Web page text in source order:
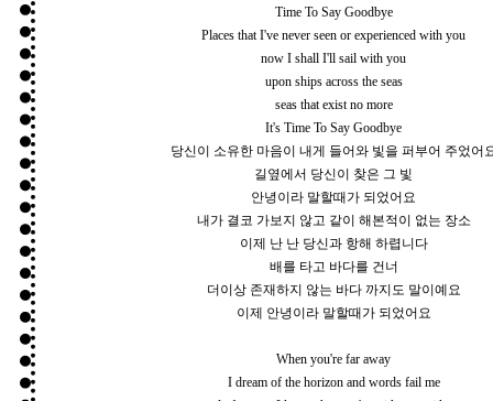
Time To Say Goodbye
Places that I've never seen or experienced with you
now I shall I'll sail with you
upon ships across the seas
seas that exist no more
It's Time To Say Goodbye
당신이 소유한 마음이 내게 들어와 빛을 퍼부어 주었어
길옆에서 당신이 찾은 그 빛
안녕이라 말할때가 되었어요
내가 결코 가보지 않고 같이 해본적이 없는 장소
이제 난 난 당신과 항해 하렵니다
배를 타고 바다를 건너
더이상 존재하지 않는 바다 까지도 말이예요
이제 안녕이라 말할때가 되었어요
When you're far away
I dream of the horizon and words fail me